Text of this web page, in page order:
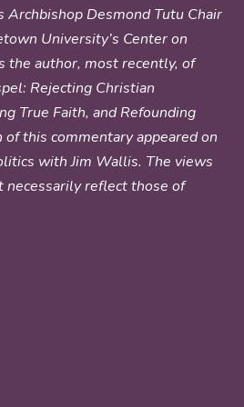
Archbishop Desmond Tutu Chair
University’s Center on
the author, most recently, of
Rejecting Christian
True Faith, and Refounding
of this commentary appeared on
with Jim Wallis. The views
necessarily reflect those of